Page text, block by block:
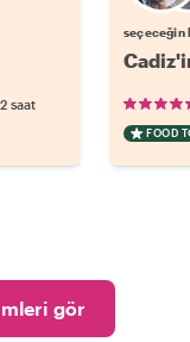
2 saat
seçeceğin
FOOD
gör